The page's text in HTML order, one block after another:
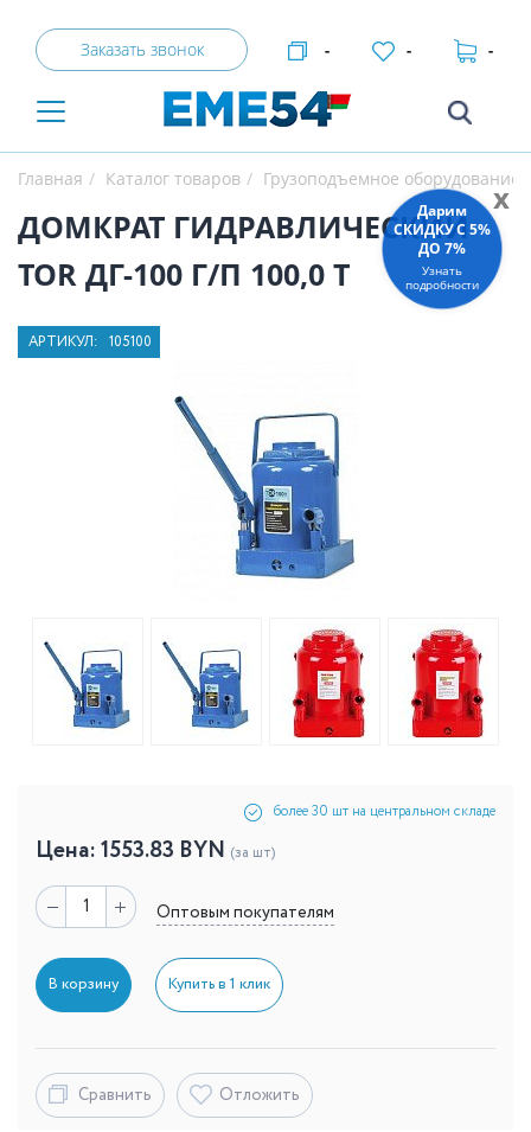
Заказать звонок - - -
Главная Каталог товаров Грузоподъемное оборудование
ДОМКРАТ ГИДРАВЛИЧЕСКИЙ
TOR ДГ-100 Г/П 100,0 Т
АРТИКУЛ: 105100
более 30 шт на центральном складе
Цена:1553.83 BYN (за шт)
Оптовым покупателям
В корзину Купить в 1 клик
Сравнить Отложить
x
Дарим
СКИДКУ C 5%
ДО 7%
Узнать
подробности